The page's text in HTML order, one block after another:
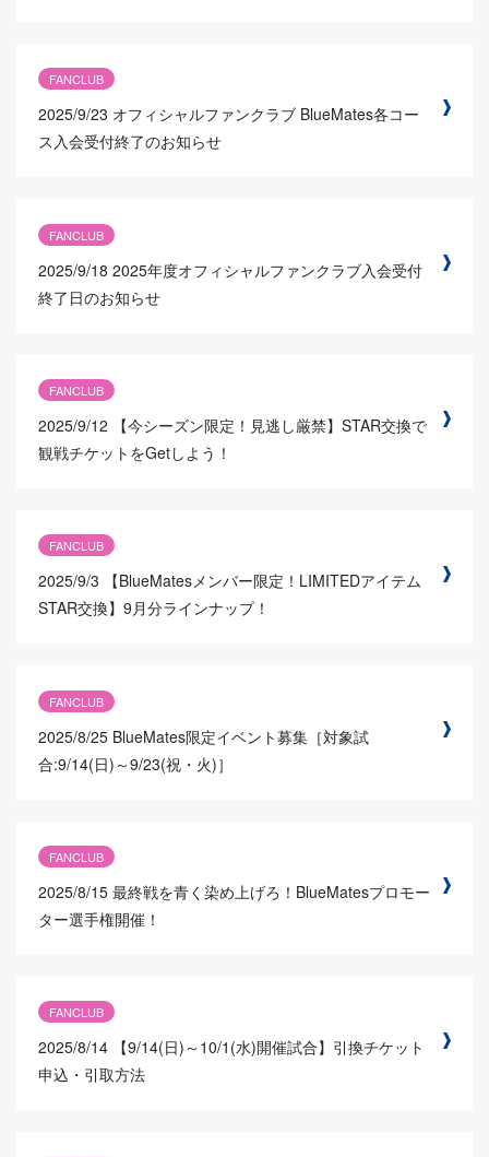
FANCLUB
2025/9/23 オフィシャルファンクラブ BlueMates各コー
ス入会受付終了のお知らせ
FANCLUB
2025/9/18 2025年度オフィシャルファンクラブ入会受付
終了日のお知らせ
FANCLUB
2025/9/12
【今シーズン限定！見逃し厳禁】STAR交換で
観戦チケットをGetしよう！
FANCLUB
2025/9/3
【BlueMatesメンバー限定！LIMITEDアイテム
STAR交換】9月分ラインナップ！
FANCLUB
2025/8/25 BlueMates限定イベント募集［対象試
合:9/14(日)～9/23(祝・火)］
FANCLUB
2025/8/15 最終戦を青く染め上げろ！BlueMatesプロモー
ター選手権開催！
FANCLUB
2025/8/14 【9/14(日)～10/1(水)開催試合】引換チケット
申込・引取方法